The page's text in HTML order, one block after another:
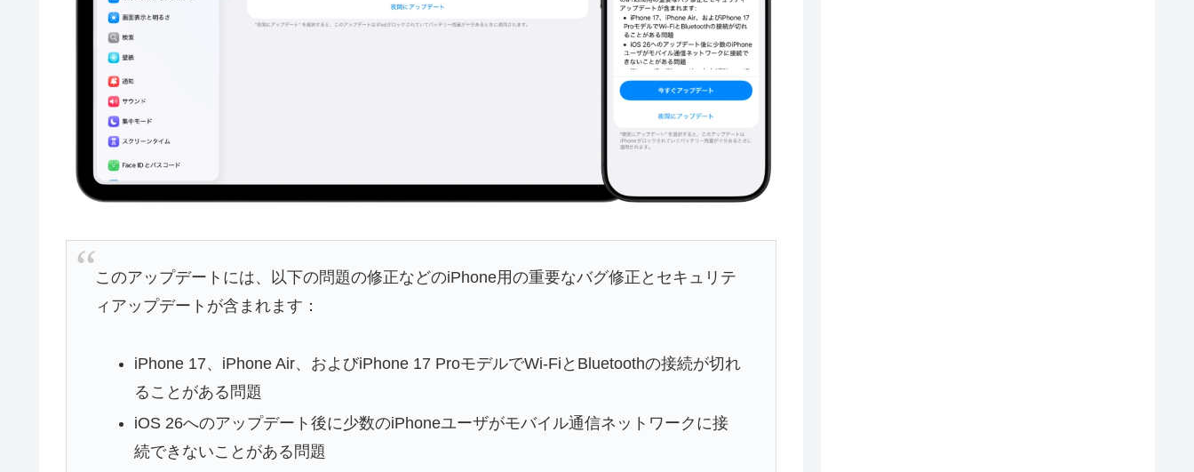
このアップデートには、以下の問題の修正などのiPhone用の重要なバグ修正とセキュリテ
ィアップデートが含まれます：
iPhone 17、iPhone Air、およびiPhone 17 ProモデルでWi-FiとBluetoothの接続が切れ
ることがある問題
iOS 26へのアップデート後に少数のiPhoneユーザがモバイル通信ネットワークに接
続できないことがある問題